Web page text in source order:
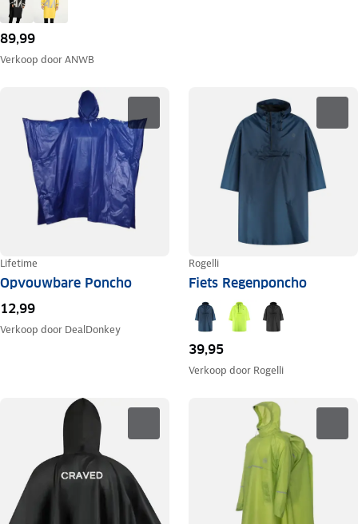
89,99
Verkoop doorANWB
Lifetime
Opvouwbare Poncho
12,99
Verkoop door DealDonkey
Rogelli
Fiets Regenponcho
39,95
Verkoop door Rogelli